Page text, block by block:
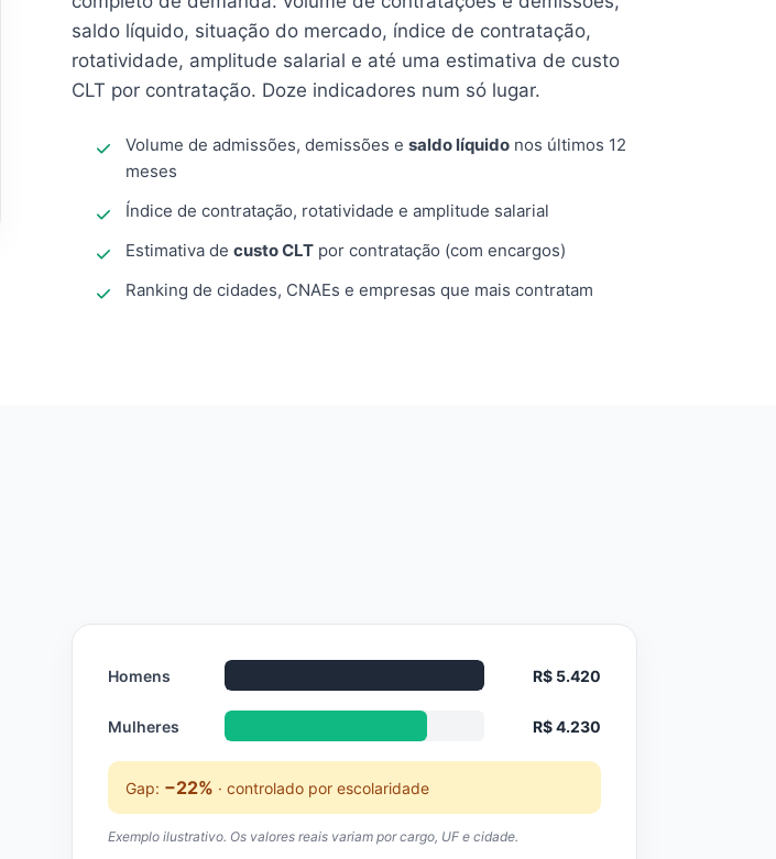
saldo líquido, situação do mercado, índice de contratação,
rotatividade, amplitude salarial e até uma estimativa de custo
CLT por contratação. Doze indicadores num só lugar.
Volume de admissões, demissões e saldo líquido nos últimos 12
meses
Índice de contratação, rotatividade e amplitude salarial
Estimativa de custo CLT por contratação (com encargos)
Ranking de cidades, CNAEs e empresas que mais contratam
Homens R$ 5.420
Mulheres R$ 4.230
Gap: −22% · controlado por escolaridade
Exemplo ilustrativo. Os valores reais variam por cargo, UF e cidade.